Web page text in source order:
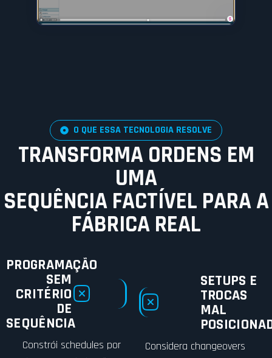
O QUE ESSA TECNOLOGIA RESOLVE
TRANSFORMA ORDENS EM
UMA
SEQUÊNCIA FACTÍVEL PARA A
FÁBRICA REAL
PROGRAMAÇÃO
SEM
CRITÉRIO
DE
SEQUÊNCIA
Constrói schedules por
SETUPS E
TROCAS
MAL
Considera changeovers